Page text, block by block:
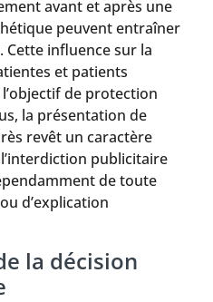
avant et après une
peuvent entraîner
influence sur la
et patients
de protection
la présentation de
revêt un caractère
publicitaire
de toute
d’explication
la décision